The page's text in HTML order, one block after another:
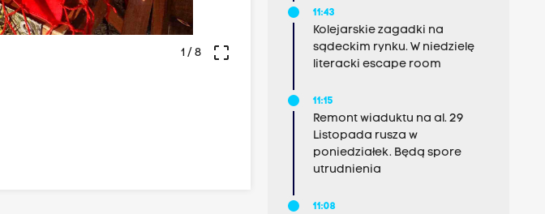
crop_free
1/ 8
11:43
Kolejarskie zagadki na
sądeckim rynku. W niedzielę
literacki escape room
11:15
Remont wiaduktu na al. 29
Listopada rusza w
poniedziałek. Będą spore
utrudnienia
11:08